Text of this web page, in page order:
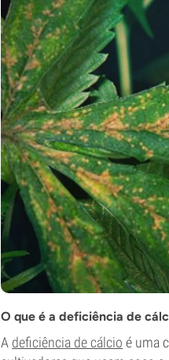
O que é a deficiência de
A deficiência de cálcio é uma